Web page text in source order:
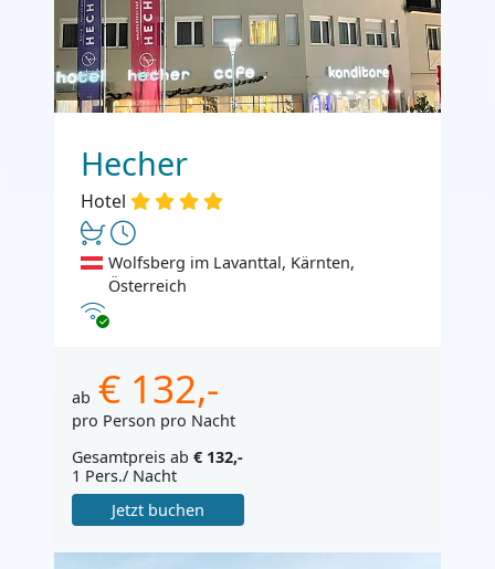
Hecher
Hotel
Wolfsberg im Lavanttal, Kärnten,
Österreich
Internet
ab € 132,-
pro Person pro Nacht
Gesamtpreis ab € 132,-
1 Pers./ Nacht
Jetzt buchen